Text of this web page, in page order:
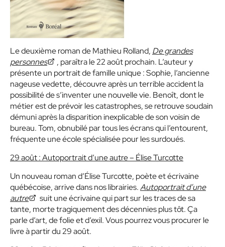
Le deuxième roman de Mathieu Rolland, De grandes
personnes
, paraîtra le 22 août prochain. L’auteur y
présente un portrait de famille unique : Sophie, l’ancienne
nageuse vedette, découvre après un terrible accident la
possibilité de s’inventer une nouvelle vie. Benoît, dont le
métier est de prévoir les catastrophes, se retrouve soudain
démuni après la disparition inexplicable de son voisin de
bureau. Tom, obnubilé par tous les écrans qui l’entourent,
fréquente une école spécialisée pour les surdoués.
29 août : Autoportrait d’une autre – Élise Turcotte
Un nouveau roman d’Élise Turcotte, poète et écrivaine
québécoise, arrive dans nos librairies.Autoportrait d’une
autre
suit une écrivaine qui part sur les traces de sa
tante, morte tragiquement des décennies plus tôt. Ça
parle d’art, de folie et d’exil. Vous pourrez vous procurer le
livre à partir du 29 août.